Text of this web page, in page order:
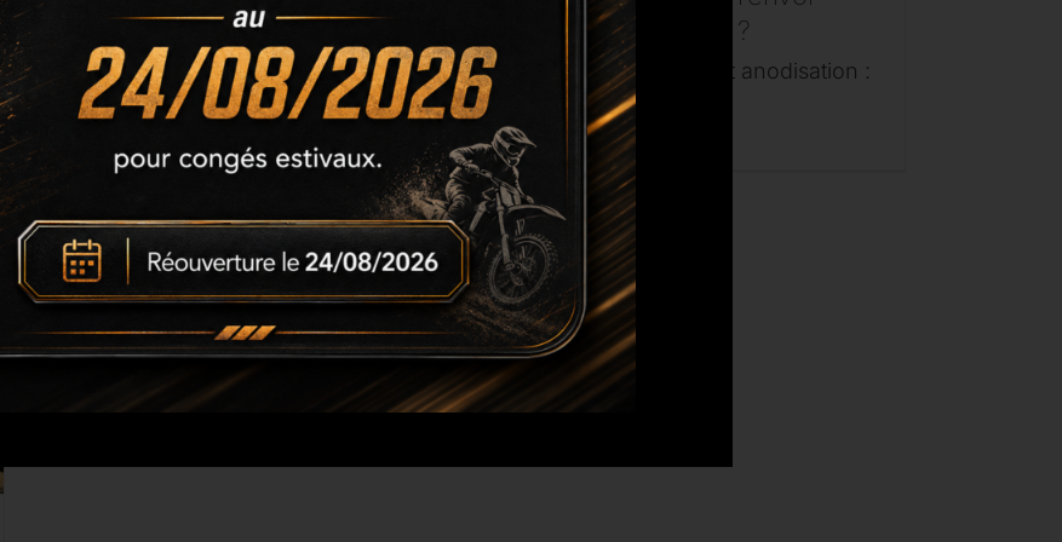
L'anodisation fourches moto : le
traitement fourches moto le [...]
pour l’anodisation ?
État des pièces avant anodisation :
démontées ! [...]